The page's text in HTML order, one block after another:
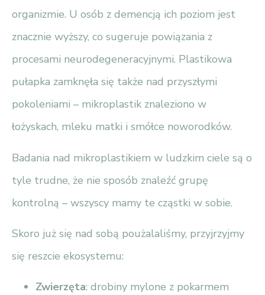
organizmie. U osób z demencją ich poziom jest
znacznie wyższy, co sugeruje powiązania z
procesami neurodegeneracyjnymi. Plastikowa
pułapka zamknęła się także nad przyszłymi
pokoleniami – mikroplastik znaleziono w
łożyskach, mleku matki i smółce noworodków.
Badania nad mikroplastikiem w ludzkim ciele są o
tyle trudne, że nie sposób znaleźć grupę
kontrolną – wszyscy mamy te cząstki w sobie.
Skoro już się nad sobą poużalaliśmy, przyjrzyjmy
się reszcie ekosystemu:
Zwierzęta: drobiny mylone z pokarmem